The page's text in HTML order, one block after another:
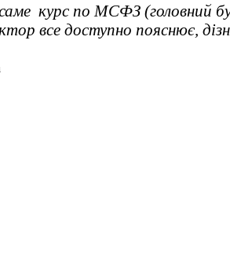
курс по МСФЗ (головний
все доступно пояснює,